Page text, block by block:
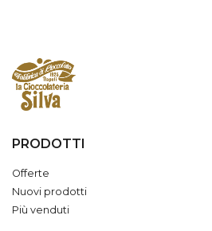
PRODOTTI
Offerte
Nuovi prodotti
Più venduti